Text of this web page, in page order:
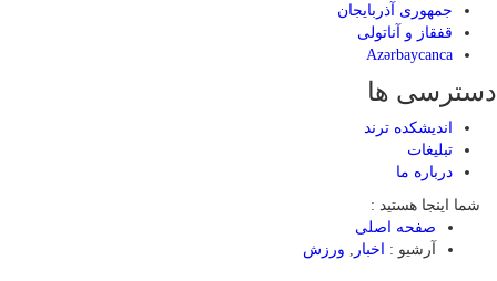
جمهوری آذربایجان
قفقاز و آناتولی
Azərbaycanca
دسترسی ها
اندیشکده ترند
تبلیغات
درباره ما
شما اینجا هستید :
صفحه اصلی
آرشیو :
اخبار ورزش